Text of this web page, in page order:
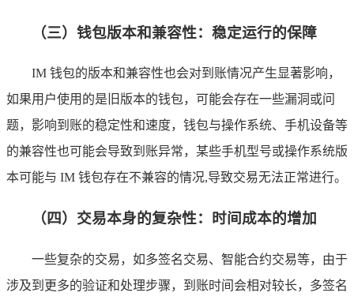
（三）钱包版本和兼容性：稳定运行的保障
IM 钱包的版本和兼容性也会对到账情况产生显著影响，
如果用户使用的是旧版本的钱包，可能会存在一些漏洞或问
题，影响到账的稳定性和速度，钱包与操作系统、手机设备等
的兼容性也可能会导致到账异常，某些手机型号或操作系统版
本可能与 IM 钱包存在不兼容的情况,导致交易无法正常进行。
（四）交易本身的复杂性：时间成本的增加
一些复杂的交易，如多签名交易、智能合约交易等，由于
涉及到更多的验证和处理步骤，到账时间会相对较长，多签名